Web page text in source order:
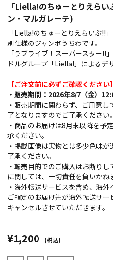
「Liella!のちゅーとりえら
ン・マルガレーテ)
「Liella!のちゅーとりえらいぶ!!
別仕様のジャンボうちわです。
「ラブライブ！スーパースター!!
ドルグループ「Liella!」によるデ
【ご注文前に必ずご確認ください】
・販売期間：2026年8/7（金）
・販売期間に関わらず、ご用意
了となりますのでご了承ください。
・商品のお届けは8月末以降を予
承ください。
・掲載画像は実物とは多少色味
了承ください。
・転売目的でのご購入はお断り
に関しては、一切責任を負いかね
・海外転送サービスを含め、海外
ご指定のお届け先が海外転送サ
キャンセルさせていただきます。
¥1,200 (税込)